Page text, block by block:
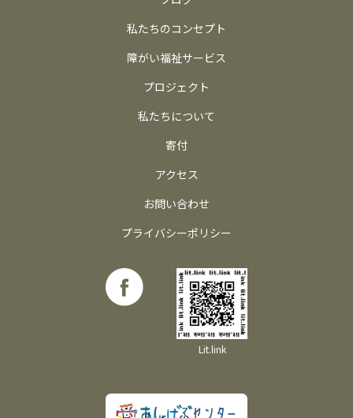
私たちのコンセプト
障がい福祉サービス
プロジェクト
私たちについて
寄付
アクセス
お問い合わせ
プライバシーポリシー
Lit.link